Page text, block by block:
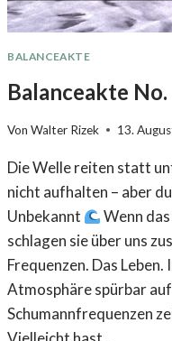
BALANCEAKTE
Balanceakte No.
Von Walter Rizek 13.
Die Welle reiten statt
nicht aufhalten – aber
Unbekannt
Wenn
schlagen sie über uns
Frequenzen. Das
Atmosphäre spürbar
Schumannfrequenzen